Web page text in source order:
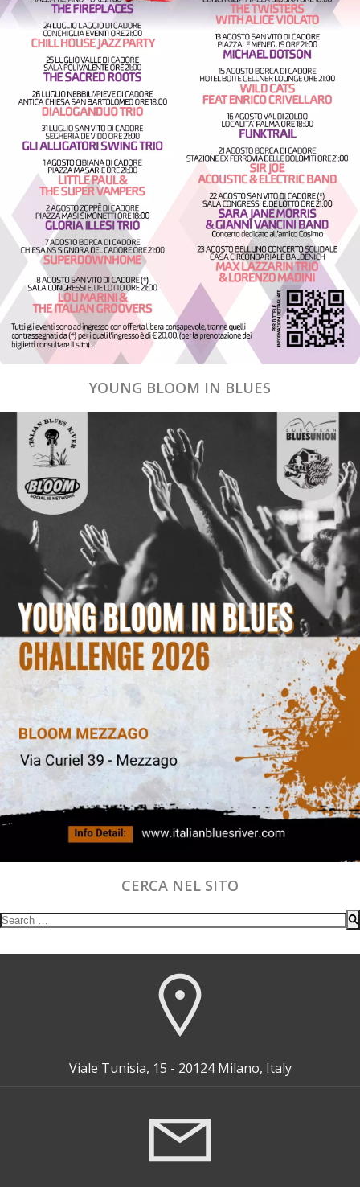
YOUNG BLOOM IN BLUES
CERCA NEL SITO
Search
Viale Tunisia, 15 - 20124 Milano, Italy